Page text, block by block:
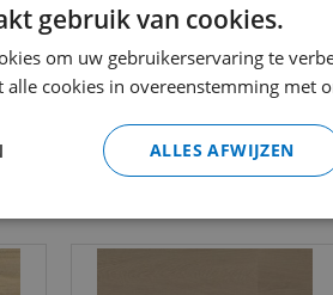
gebruik van cookies.
om uw gebruikerservaring te
cookies in overeenstemming met
ALLES AFWIJZEN